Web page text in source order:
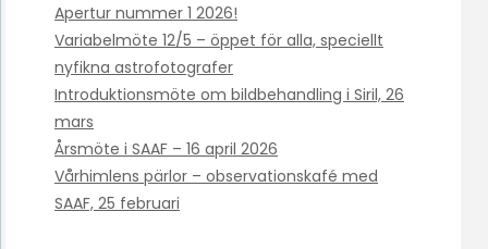
Apertur nummer 1 2026!
Variabelmöte 12/5 – öppet för alla, speciellt
nyfikna astrofotografer
Introduktionsmöte om bildbehandling i Siril, 26
mars
Årsmöte i SAAF – 16 april 2026
Vårhimlens pärlor – observationskafé med
SAAF, 25 februari